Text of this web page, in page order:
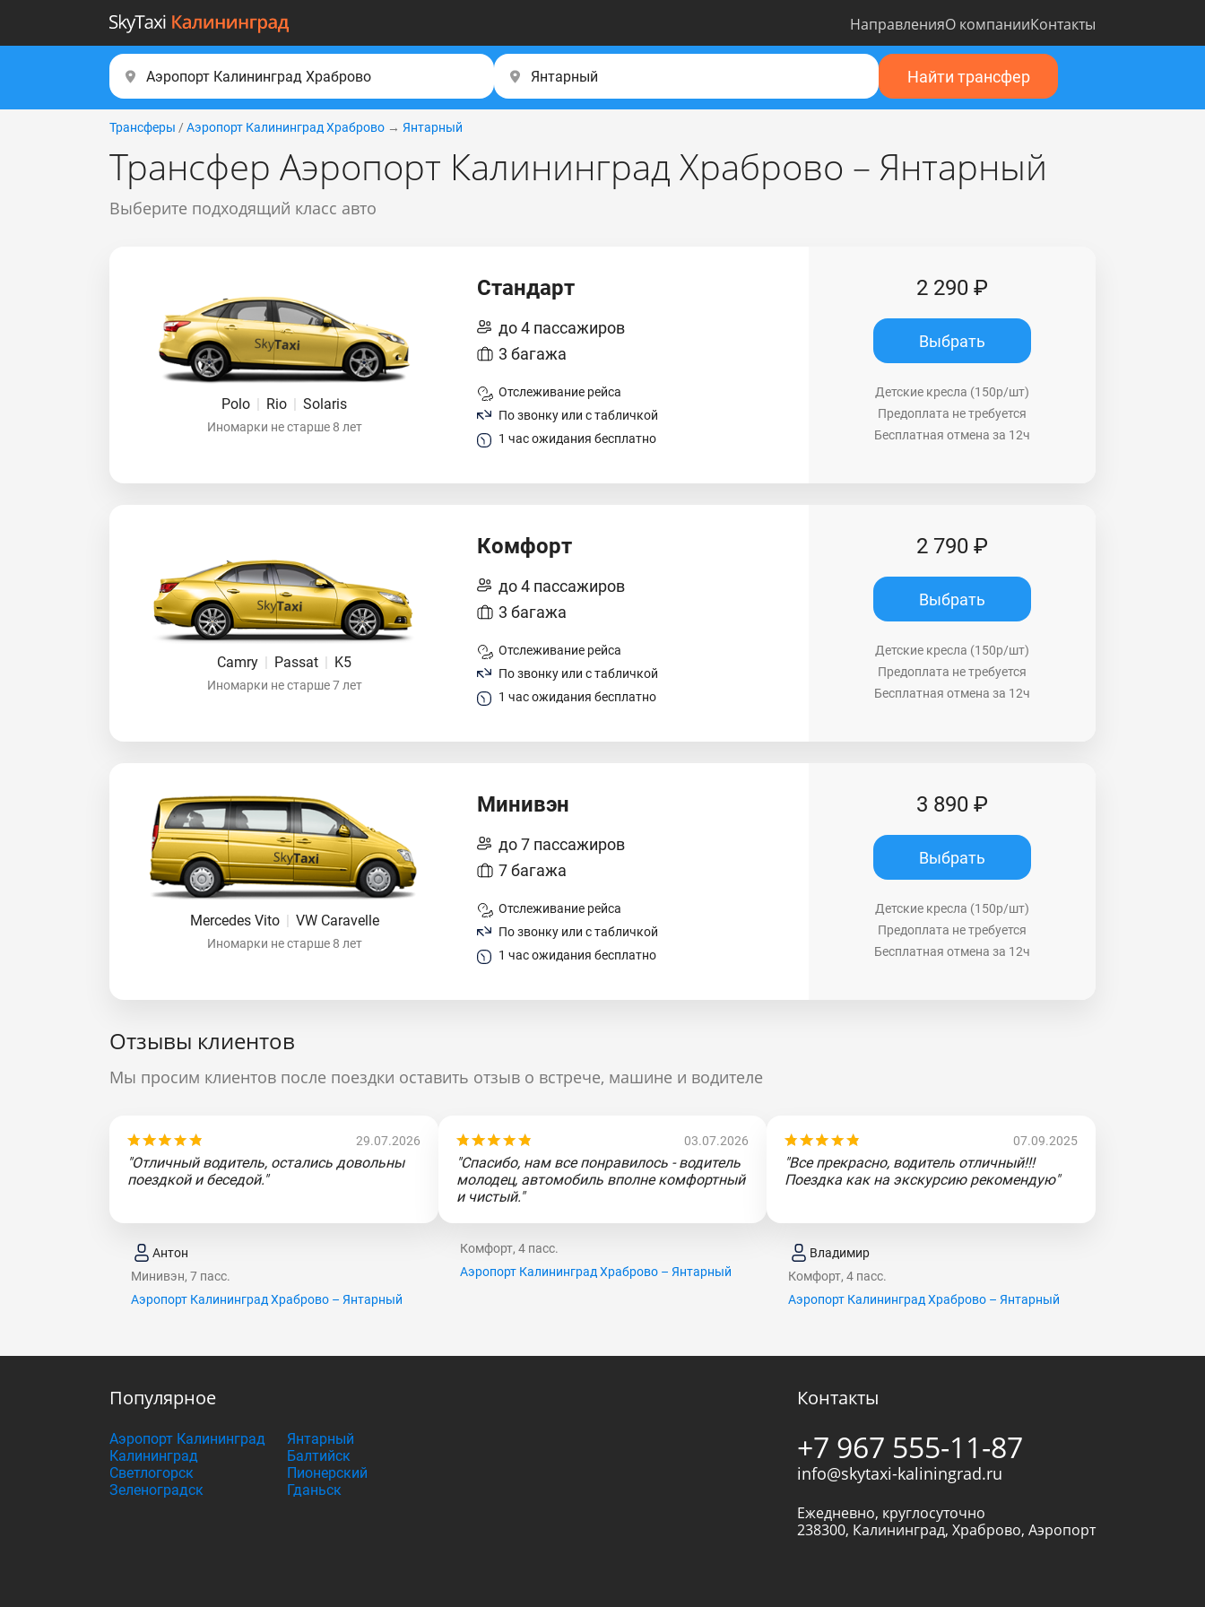
НаправленияО компанииКонтакты
Найти трансфер
Трансферы / Аэропорт Калининград Храброво → Янтарный
Трансфер Аэропорт Калининград Храброво – Янтарный
Выберите подходящий класс авто
Polo | Rio | Solaris
Иномарки не старше 8 лет
Стандарт
до 4 пассажиров
3 багажа
Отслеживание рейса
По звонку или с табличкой
1 час ожидания бесплатно
2 290 ₽
Выбрать
Детские кресла (150р/шт)
Предоплата не требуется
Бесплатная отмена за 12ч
Camry | Passat | K5
Иномарки не старше 7 лет
Комфорт
до 4 пассажиров
3 багажа
Отслеживание рейса
По звонку или с табличкой
1 час ожидания бесплатно
2 790 ₽
Выбрать
Детские кресла (150р/шт)
Предоплата не требуется
Бесплатная отмена за 12ч
Mercedes Vito | VW Caravelle
Иномарки не старше 8 лет
Минивэн
до 7 пассажиров
7 багажа
Отслеживание рейса
По звонку или с табличкой
1 час ожидания бесплатно
3 890 ₽
Выбрать
Детские кресла (150р/шт)
Предоплата не требуется
Бесплатная отмена за 12ч
Отзывы клиентов
Мы просим клиентов после поездки оставить отзыв о встрече, машине и водителе
29.07.2026
"Отличный водитель, остались довольны
поездкой и беседой."
Антон
Минивэн, 7 пасс.
Аэропорт Калининград Храброво – Янтарный
03.07.2026
"Спасибо, нам все понравилось - водитель
молодец, автомобиль вполне комфортный
и чистый."
Комфорт, 4 пасс.
Аэропорт Калининград Храброво – Янтарный
07.09.2025
"Все прекрасно, водитель отличный!!!
Поездка как на экскурсию рекомендую"
Владимир
Комфорт, 4 пасс.
Аэропорт Калининград Храброво – Янтарный
Популярное
Аэропорт Калининград
Калининград
Светлогорск
Зеленоградск
Янтарный
Балтийск
Пионерский
Гданьск
Контакты
+7 967 555-11-87
info@skytaxi-kaliningrad.ru
Ежедневно, круглосуточно
238300, Калининград, Храброво, Аэропорт